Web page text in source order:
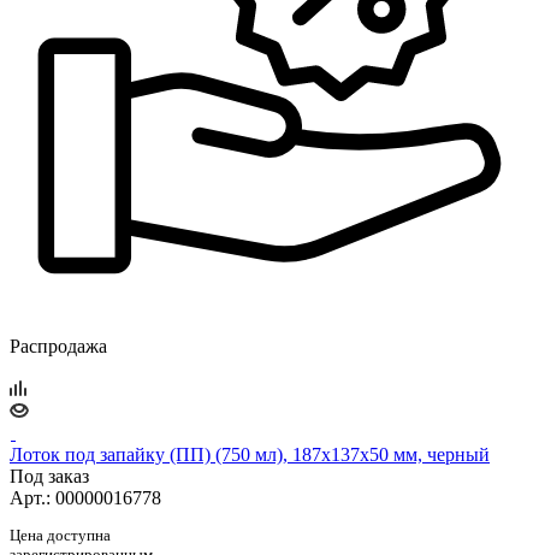
Распродажа
Лоток под запайку (ПП) (750 мл), 187х137х50 мм, черный
Под заказ
Арт.: 00000016778
Цена доступна